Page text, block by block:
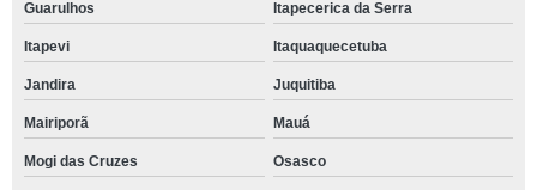
Guarulhos Itapecerica da Serra
Itapevi Itaquaquecetuba
Jandira Juquitiba
Mairiporã Mauá
Mogi das Cruzes Osasco